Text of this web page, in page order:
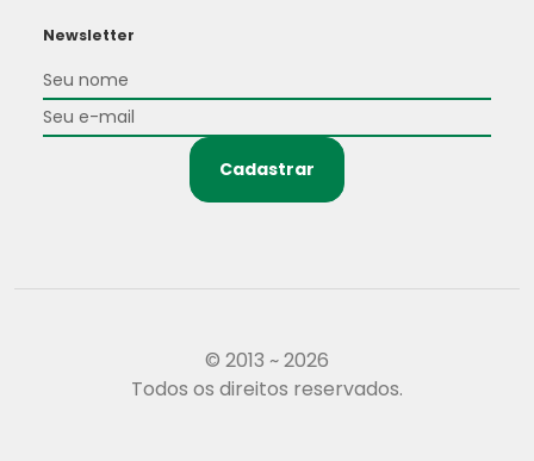
Newsletter
Cadastrar
© 2013 ~ 2026
Todos os direitos reservados.